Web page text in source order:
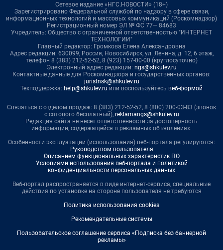
Сетевое издание «НГС.НОВОСТИ» (18+)
Зарегистрировано Федеральной службой по надзору в сфере связи,
информационных технологий и массовых коммуникаций (Роскомнадзор)
Регистрационный номер ЭЛ № ФС 77— 84683
Учредитель: Общество с ограниченной ответственностью "ИНТЕРНЕТ
ТЕХНОЛОГИИ"
Главный редактор: Громкова Елена Александровна
Адрес редакции: 630099, Россия, Новосибирск, ул. Ленина, д. 12, 6 этаж,
телефон 8 (383) 212-52-52, 8 (923) 157-00-00 (круглосуточно)
Электронный адрес редакции: ngs@shkulev.ru
Контактные данные для Роскомнадзора и государственных органов:
juristnsk@shkulev.ru
Техподдержка: help@shkulev.ru или воспользуйтесь веб-формой
Связаться с отделом продаж: 8 (383) 212-52-52, 8 (800) 200-03-83 (звонок
с сотового бесплатный), reklamangs@shkulev.ru
Редакция сайта не несет ответственности за достоверность
информации, содержащейся в рекламных объявлениях.
Особенности эксплуатации (использования) веб-портала регулируются:
Руководством пользователя
Описанием функциональных характеристик ПО
Условиями использования веб-портала и политикой
конфиденциальности персональных данных
Веб-портал распространяется в виде интернет-сервиса, специальные
действия по установке на стороне пользователя не требуются
Политика использования cookies
Рекомендательные системы
Пользовательское соглашение сервиса «Подписка без баннерной
рекламы»